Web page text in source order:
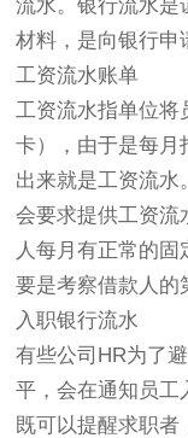
流水。银行流水是
材料，是向银行申
工资流水账单
工资流水指单位将
卡），由于是每月
出来就是工资流水
会要求提供工资流
人每月有正常的
要是考察借款人的
入职银行流水
有些公司HR为了
平，会在通知员工
既可以提醒求职